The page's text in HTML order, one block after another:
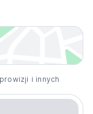
i innych